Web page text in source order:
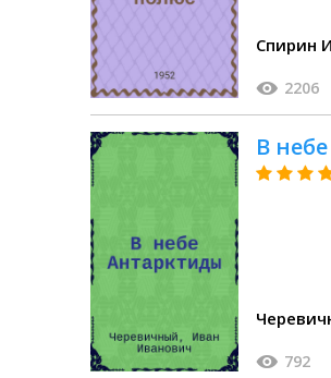
Спирин
2206
В
792